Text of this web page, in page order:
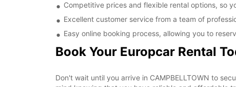
Competitive prices and flexible rental options, so
Excellent customer service from a team of
Easy online booking process, allowing you to
Book Your Europcar Rental
Don't wait until you arrive in CAMPBELLTOWN to